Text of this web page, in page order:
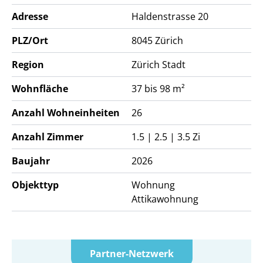
Sie sind neugierig und wünschen weitere
Informationen?
Gerne finden Sie alle relevanten Details auf unserer
Projektwebseite:
www.haldenstrasse20.ch
Wir freuen uns auf Ihre Kontaktaufnahme!
Adresse
Haldenstrasse 20
PLZ/Ort
8045Zürich
Region
Zürich Stadt
Wohnfläche
37 bis 98 m²
Anzahl Wohneinheiten
26
Anzahl Zimmer
1.5 | 2.5 | 3.5 Zi
Baujahr
2026
Objekttyp
Wohnung
Attikawohnung
Partner-Netzwerk